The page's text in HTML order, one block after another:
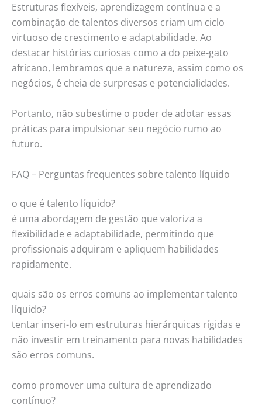
Estruturas flexíveis, aprendizagem contínua e a
combinação de talentos diversos criam um ciclo
virtuoso de crescimento e adaptabilidade. Ao
destacar histórias curiosas como a do peixe-gato
africano, lembramos que a natureza, assim como os
negócios, é cheia de surpresas e potencialidades.
Portanto, não subestime o poder de adotar essas
práticas para impulsionar seu negócio rumo ao
futuro.
FAQ – Perguntas frequentes sobre talento líquido
o que é talento líquido?
é uma abordagem de gestão que valoriza a
flexibilidade e adaptabilidade, permitindo que
profissionais adquiram e apliquem habilidades
rapidamente.
quais são os erros comuns ao implementar talento
líquido?
tentar inseri-lo em estruturas hierárquicas rígidas e
não investir em treinamento para novas habilidades
são erros comuns.
como promover uma cultura de aprendizado
contínuo?